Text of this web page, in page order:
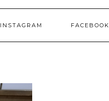
INSTAGRAM FACEBOOK